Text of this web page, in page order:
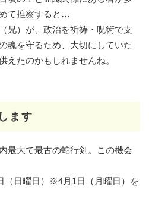
て推察すると…
兄）が、政治を祈祷・呪術で支
魂を守るため、大切にしていた
えたのかもしれませんね。
ます
最大で最古の蛇行剣。この機会
（日曜日）※4月1日（月曜日）を